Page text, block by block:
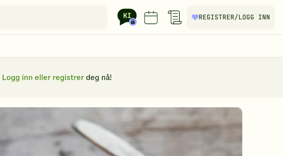
REGISTRER/LOGG INN
Logg inn eller registrer deg nå!